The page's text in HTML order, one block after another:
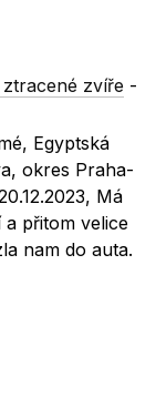
ztracené zvíře -
Egyptská
okres Praha-
Má
přitom velice
nam do auta.